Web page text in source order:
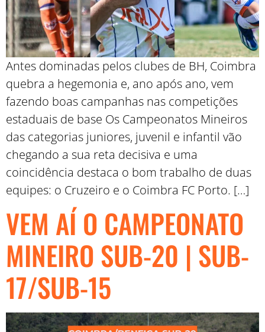
Antes dominadas pelos clubes de BH, Coimbra
quebra a hegemonia e, ano após ano, vem
fazendo boas campanhas nas competições
estaduais de base Os Campeonatos Mineiros
das categorias juniores, juvenil e infantil vão
chegando a sua reta decisiva e uma
coincidência destaca o bom trabalho de duas
equipes: o Cruzeiro e o Coimbra FC Porto. […]
VEM AÍ O CAMPEONATO
MINEIRO SUB-20 | SUB-
17/SUB-15